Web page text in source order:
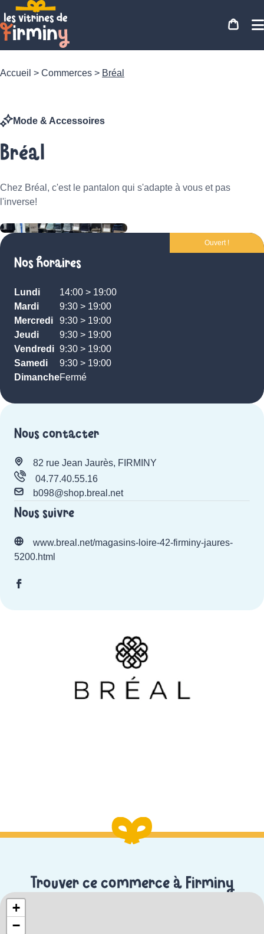
Accueil > Commerces > Bréal
Mode & Accessoires
Bréal
Chez Bréal, c'est le pantalon qui s'adapte à vous et pas
l'inverse!
Nos horaires
Ouvert !
Lundi
Mardi
Mercredi
Jeudi
Vendredi
Samedi
Dimanche
14:00 > 19:00
9:30 > 19:00
9:30 > 19:00
9:30 > 19:00
9:30 > 19:00
9:30 > 19:00
Fermé
Nous contacter
82 rue Jean Jaurès, FIRMINY
04.77.40.55.16
b098@shop.breal.net
Nous suivre
www.breal.net/magasins-loire-42-firminy-jaures-
5200.html
Trouver ce commerce à Firminy
+
−